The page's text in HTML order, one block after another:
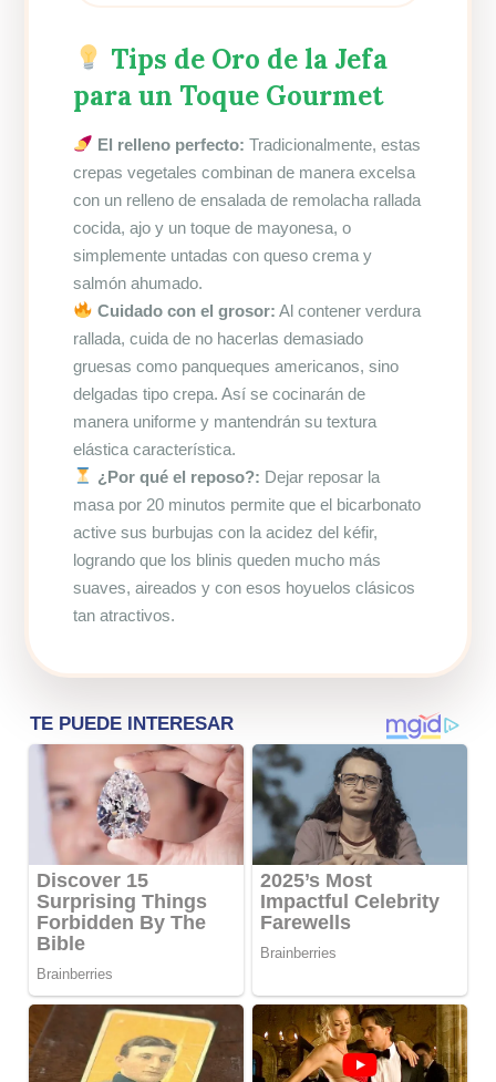
Tips de Oro de la Jefa
para un Toque Gourmet
El relleno perfecto: Tradicionalmente, estas
crepas vegetales combinan de manera excelsa
con un relleno de ensalada de remolacha rallada
cocida, ajo y un toque de mayonesa, o
simplemente untadas con queso crema y
salmón ahumado.
Cuidado con el grosor: Al contener verdura
rallada, cuida de no hacerlas demasiado
gruesas como panqueques americanos, sino
delgadas tipo crepa. Así se cocinarán de
manera uniforme y mantendrán su textura
elástica característica.
¿Por qué el reposo?: Dejar reposar la
masa por 20 minutos permite que el bicarbonato
active sus burbujas con la acidez del kéfir,
logrando que los blinis queden mucho más
suaves, aireados y con esos hoyuelos clásicos
tan atractivos.